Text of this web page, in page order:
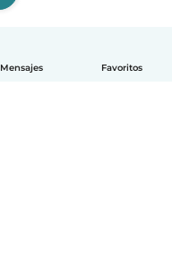
Mensajes Favoritos